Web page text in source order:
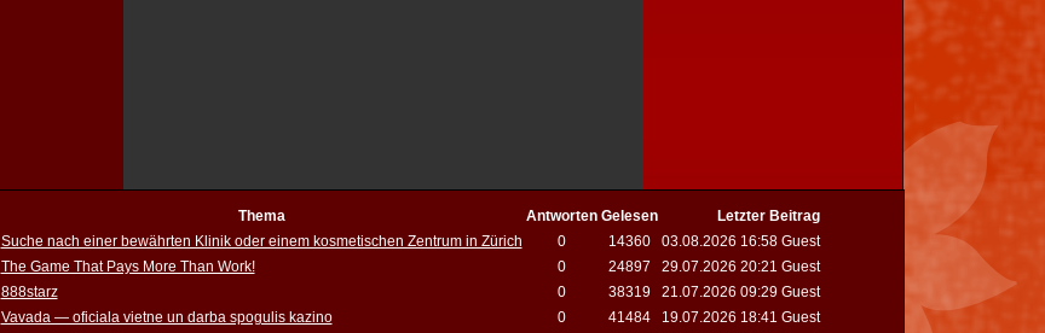
Thema Antworten Gelesen
Letzter Beitrag
Suche nach einer bewährten Klinik oder einem kosmetischen Zentrum in Zürich 0 14360
03.08.2026 16:58 Guest
The Game That Pays More Than Work! 0 24897
29.07.2026 20:21 Guest
888starz 0 38319
21.07.2026 09:29 Guest
Vavada — oficiala vietne un darba spogulis kazino 0 41484
19.07.2026 18:41 Guest